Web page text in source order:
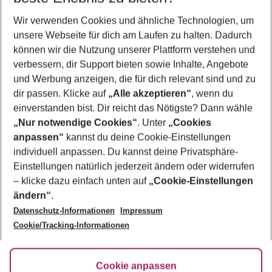
2 Erwachsene Keine Kinder
Mehr Filter anzeigen
Footer
Footer navigation
Über uns
AGB
Bestpreisgarantie
Cookie-Einstellungen ändern
Cookie-Richtlinie
Agenturbetreuung
Barrierefreies Reisen
FAQ
HanseMerkur Reiseversicherung
Folge uns
Wir verwenden Cookies und ähnliche Technologien, um
unsere Webseite für dich am Laufen zu halten. Dadurch
können wir die Nutzung unserer Plattform verstehen und
verbessern, dir Support bieten sowie Inhalte, Angebote
und Werbung anzeigen, die für dich relevant sind und zu
dir passen. Klicke auf „Alle akzeptieren“, wenn du
einverstanden bist. Dir reicht das Nötigste? Dann wähle
„Nur notwendige Cookies“. Unter „Cookies
anpassen“ kannst du deine Cookie-Einstellungen
individuell anpassen. Du kannst deine Privatsphäre-
Einstellungen natürlich jederzeit ändern oder widerrufen
– klicke dazu einfach unten auf „Cookie-Einstellungen
ändern“.
Datenschutz-Informationen
Impressum
Cookie/Tracking-Informationen
Cookie anpassen